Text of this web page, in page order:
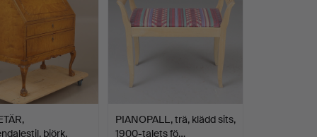
björk,
PIANOPALL, trä, klädd sits,
1900-talets fö…